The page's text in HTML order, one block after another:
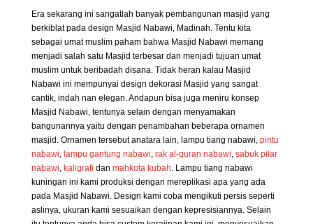
Era sekarang ini sangatlah banyak pembangunan masjid yang
berkiblat pada design Masjid Nabawi, Madinah. Tentu kita
sebagai umat muslim paham bahwa Masjid Nabawi memang
menjadi salah satu Masjid terbesar dan menjadi tujuan umat
muslim untuk beribadah disana. Tidak heran kalau Masjid
Nabawi ini mempunyai design dekorasi Masjid yang sangat
cantik, indah nan elegan. Andapun bisa juga meniru konsep
Masjid Nabawi, tentunya selain dengan menyamakan
bangunannya yaitu dengan penambahan beberapa ornamen
masjid. Ornamen tersebut anatara lain, lampu tiang nabawi, pintu
nabawi, lampu gantung nabawi, rak al-quran nabawi, sabuk pilar
nabawi, kaligrafi dan mahkota kubah. Lampu tiang nabawi
kuningan ini kami produksi dengan mereplikasi apa yang ada
pada Masjid Nabawi. Design kami coba mengikuti persis seperti
aslinya, ukuran kami sesuaikan dengan kepresisiannya. Selain